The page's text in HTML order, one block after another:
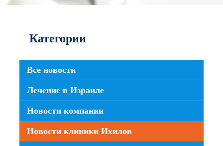
Категории
Все новости
Лечение в Израиле
Новости компании
Новости клиники Ихилов